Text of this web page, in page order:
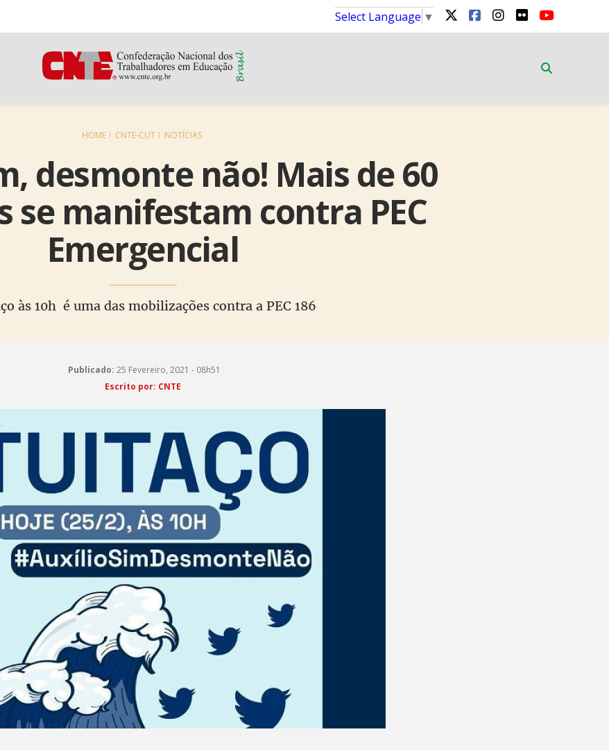
Select Language ▼
HOME CNTE-CUT NOTÍCIAS
desmonte não! Mais de 60
se manifestam contra PEC
Emergencial
às 10h é uma das mobilizações contra a PEC 186
Publicado: 25 Fevereiro, 2021 - 08h51
Escrito por: CNTE